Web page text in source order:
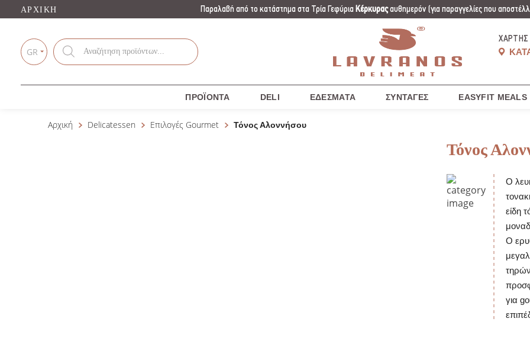
ΑΡΧΙΚΉ Παραλαβή από το κατάστημα στα Τρία Γεφύρια Κέρκυραςαυθημερόν (για παραγγελίες που
GR
Products
search
ΧΆΡΤΗΣ
ΠΡΟΪΌΝΤΑ DELI ΕΔΈΣΜΑΤΑ ΣΥΝΤΑΓΈΣ EASYFIT MEALS
Αρχική Delicatessen Επιλογές Gourmet Τόνος Αλοννήσου
Τόνος
Ο
είδη
Ο
για